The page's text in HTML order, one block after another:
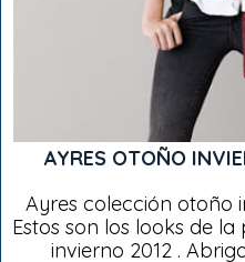
AYRES OTOÑO
Ayres colección otoño
Estos son los looks de
invierno 2012 .